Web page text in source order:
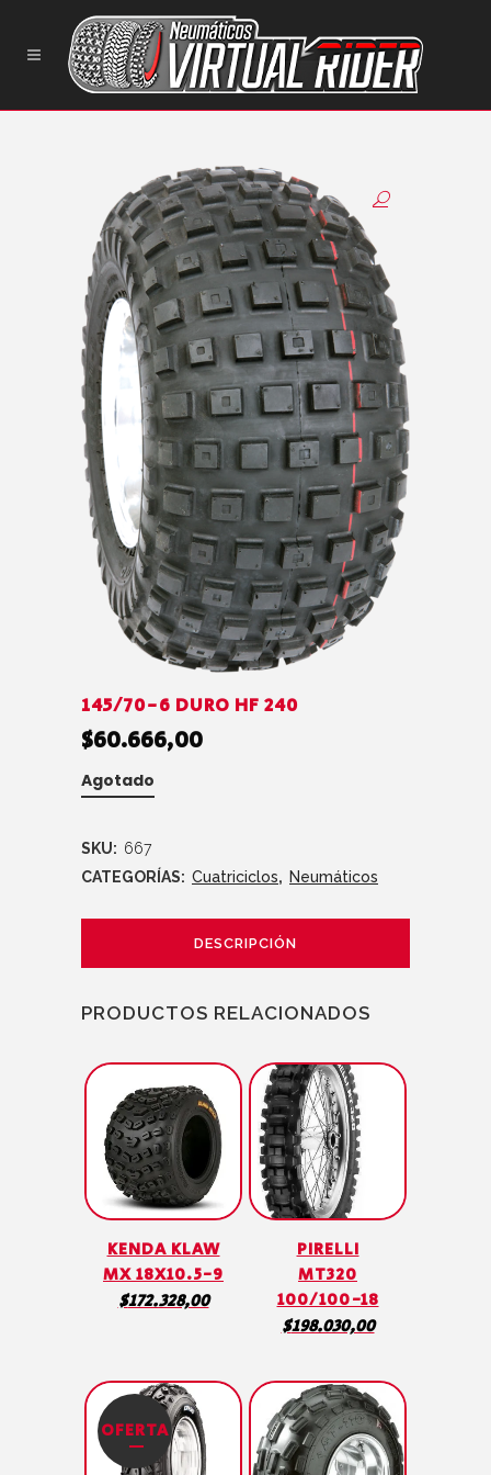
145/70-6 DURO HF 240
$60.666,00
Agotado
SKU: 667
CATEGORÍAS: Cuatriciclos, Neumáticos
DESCRIPCIÓN
PRODUCTOS RELACIONADOS
KENDA KLAW
MX 18X10.5-9
$172.328,00
PIRELLI
MT320
100/100-18
$198.030,00
OFERTA